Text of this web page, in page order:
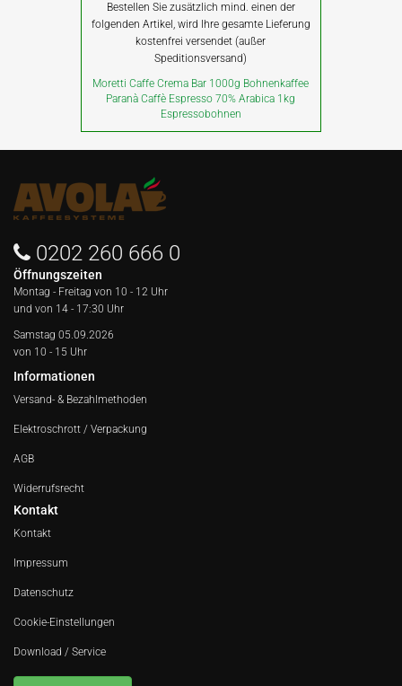
Bestellen Sie zusätzlich mind. einen der
folgenden Artikel, wird Ihre gesamte Lieferung
kostenfrei versendet (außer
Speditionsversand)
Moretti Caffe Crema Bar 1000g Bohnenkaffee
Paranà Caffè Espresso 70% Arabica 1kg
Espressobohnen
0202 260 666 0
Öffnungszeiten
Montag - Freitag von 10 - 12 Uhr
und von 14 - 17:30 Uhr
Samstag 05.09.2026
von 10 - 15 Uhr
Informationen
Versand- & Bezahlmethoden
Elektroschrott / Verpackung
AGB
Widerrufsrecht
Kontakt
Kontakt
Impressum
Datenschutz
Cookie-Einstellungen
Download / Service